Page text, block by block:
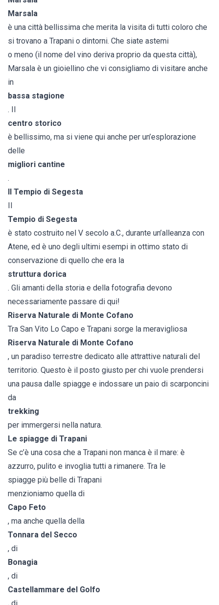
Marsala
è una città bellissima che merita la visita di tutti coloro che
si trovano a Trapani o dintorni. Che siate astemi
o meno (il nome del vino deriva proprio da questa città),
Marsala è un gioiellino che vi consigliamo di visitare anche
in
bassa stagione
. Il
centro storico
è bellissimo, ma si viene qui anche per un’esplorazione
delle
migliori cantine
.
Il Tempio di Segesta
Tempio di Segesta
è stato costruito nel V secolo a.C., durante un’alleanza con
Atene, ed è uno degli ultimi esempi in ottimo stato di
conservazione di quello che era la
struttura dorica
. Gli amanti della storia e della fotografia devono
necessariamente passare di qui!
Riserva Naturale di Monte Cofano
Tra San Vito Lo Capo e Trapani sorge la meravigliosa
Riserva Naturale di Monte Cofano
, un paradiso terrestre dedicato alle attrattive naturali del
territorio. Questo è il posto giusto per chi vuole prendersi
una pausa dalle spiagge e indossare un paio di scarponcini
da
trekking
per immergersi nella natura.
Le spiagge di Trapani
Se c’è una cosa che a Trapani non manca è il mare: è
azzurro, pulito e invoglia tutti a rimanere. Tra le
spiagge più belle di Trapani
menzioniamo quella di
Capo Feto
, ma anche quella della
Tonnara del Secco
, di
Bonagia
, di
Castellammare del Golfo